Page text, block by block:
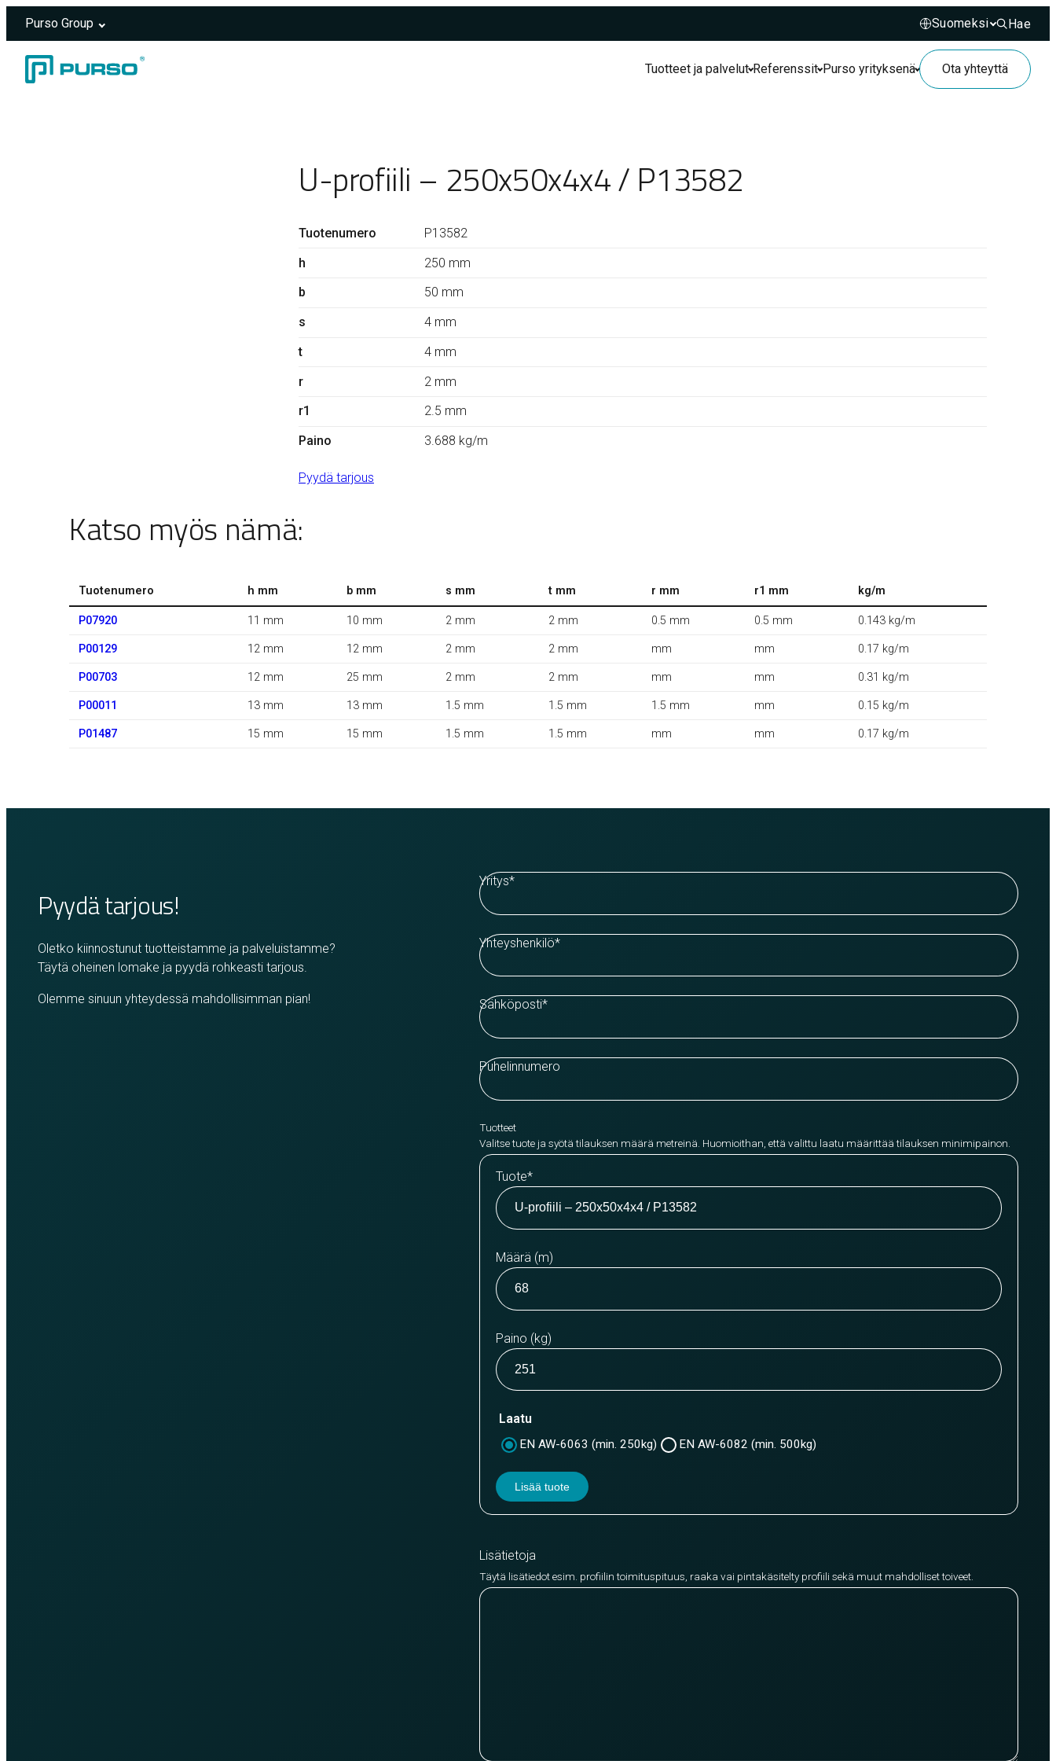
Purso Group
Hae
Hae
Tuotteet ja palvelut Referenssit Purso yrityksenä Ota yhteyttä
U-profiili – 250x50x4x4 / P13582
Tuotenumero
P13582
h
250 mm
b
50 mm
s
4 mm
t
4 mm
r
2 mm
r1
2.5 mm
Paino
3.688 kg/m
Pyydä tarjous
Katso myös nämä:
Tuotenumero h mm b mm s mm t mm r mm r1 mm kg/m
P07920 11 mm 10 mm 2 mm 2 mm 0.5 mm 0.5 mm 0.143 kg/m
P00129 12 mm 12 mm 2 mm 2 mm mm mm 0.17 kg/m
P00703 12 mm 25 mm 2 mm 2 mm mm mm 0.31 kg/m
P00011 13 mm 13 mm 1.5 mm 1.5 mm 1.5 mm mm 0.15 kg/m
P01487 15 mm 15 mm 1.5 mm 1.5 mm mm mm 0.17 kg/m
Pyydä tarjous!
Oletko kiinnostunut tuotteistamme ja palveluistamme?
Täytä oheinen lomake ja pyydä rohkeasti tarjous.
Olemme sinuun yhteydessä mahdollisimman pian!
Yritys*
Yhteyshenkilö*
Sähköposti*
Puhelinnumero
Tuotteet
Valitse tuote ja syötä tilauksen määrä metreinä. Huomioithan, että valittu laatu määrittää tilauksen minimipainon.
Tuote*
Määrä (m)
Paino (kg)
Laatu
EN AW-6063 (min. 250kg) EN AW-6082 (min. 500kg)
Lisää tuote
Lisätietoja
Täytä lisätiedot esim. profiilin toimituspituus, raaka vai pintakäsitelty profiili sekä muut mahdolliset toiveet.